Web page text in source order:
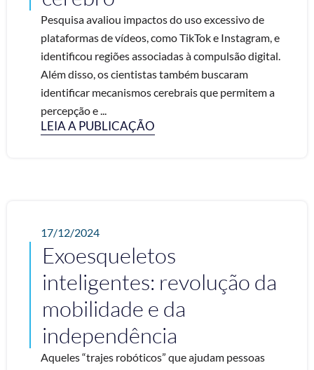
Pesquisa avaliou impactos do uso excessivo de
plataformas de vídeos, como TikTok e Instagram, e
identificou regiões associadas à compulsão digital.
Além disso, os cientistas também buscaram
identificar mecanismos cerebrais que permitem a
percepção e ...
LEIA A PUBLICAÇÃO
17/12/2024
Exoesqueletos
inteligentes: revolução da
mobilidade e da
independência
Aqueles “trajes robóticos” que ajudam pessoas